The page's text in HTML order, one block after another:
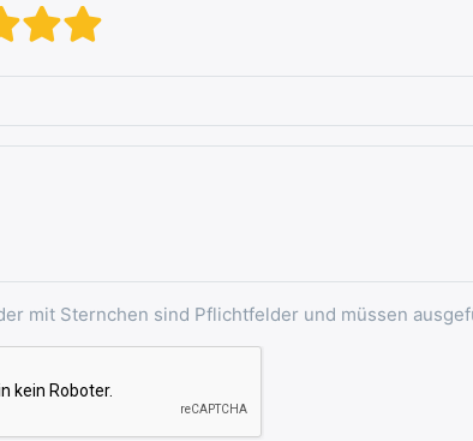
Bewertung: 4 von 5
Bewertung: 3 von 5
2 von 5 Sternen.
1 von 5 Sternen.
mit Sternchen sind Pflichtfelder und müssen